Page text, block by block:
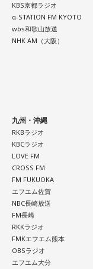
KBS京都ラジオ
α-STATION FM KYOTO
wbs和歌山放送
NHK AM（大阪）
九州・沖縄
RKBラジオ
KBCラジオ
LOVE FM
CROSS FM
FM FUKUOKA
エフエム佐賀
NBC長崎放送
FM長崎
RKKラジオ
FMKエフエム熊本
OBSラジオ
エフエム大分